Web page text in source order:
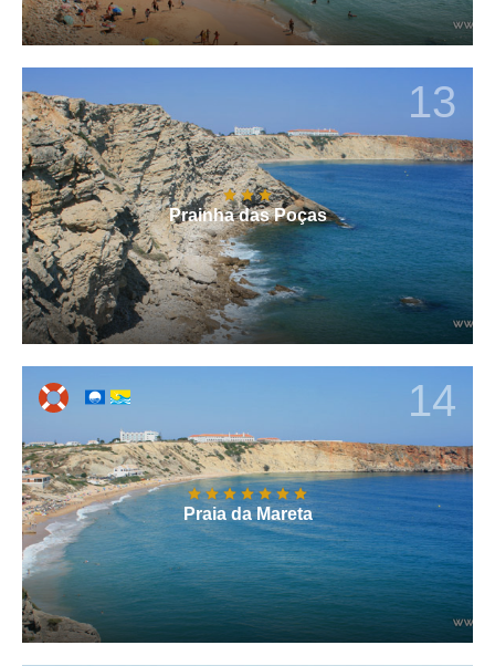
13
Prainha das Poças
14
Praia da Mareta